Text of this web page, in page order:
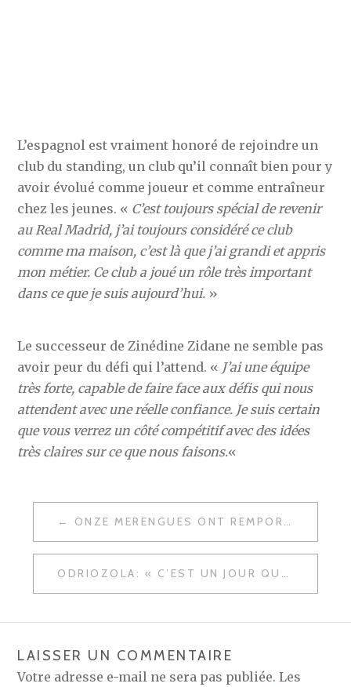
L’espagnol est vraiment honoré de rejoindre un
club du standing, un club qu’il connaît bien pour y
avoir évolué comme joueur et comme entraîneur
chez les jeunes. « C’est toujours spécial de revenir
au Real Madrid, j’ai toujours considéré ce club
comme ma maison, c’est là que j’ai grandi et appris
mon métier. Ce club a joué un rôle très important
dans ce que je suis aujourd’hui. »
Le successeur de Zinédine Zidane ne semble pas
avoir peur du défi qui l’attend. « J’ai une équipe
très forte, capable de faire face aux défis qui nous
attendent avec une réelle confiance. Je suis certain
que vous verrez un côté compétitif avec des idées
très claires sur ce que nous faisons.«
NAVIGATION
DE
L’ARTICLE
ONZE MERENGUES ONT REMPORTÉ LE MONDIAL
ODRIOZOLA: « C’EST UN JOUR QUE JE N’OUBLIERAI JAMAIS »
LAISSER UN COMMENTAIRE
Votre adresse e-mail ne sera pas publiée. Les